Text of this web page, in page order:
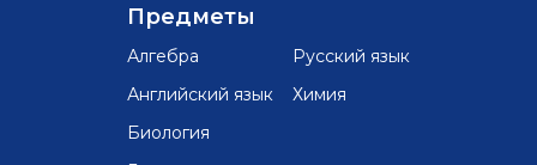
Предметы
Алгебра
Английский язык
Биология
Русский язык
Химия